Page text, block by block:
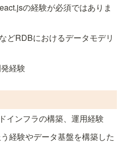
の経験が必須ではありま
どRDBにおけるデータモデリ
経験
インフラの構築、運用経験
経験やデータ基盤を構築した